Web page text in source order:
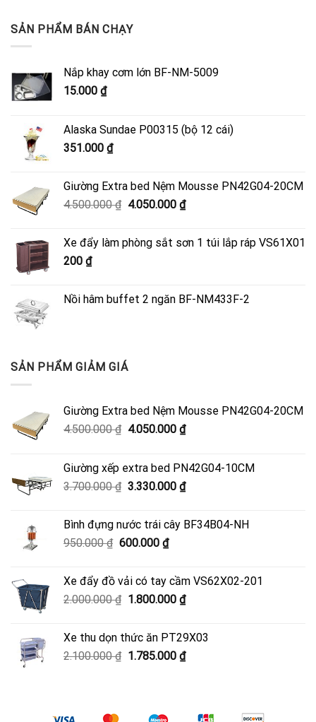
SẢN PHẨM BÁN CHẠY
Nắp khay cơm lớn BF-NM-5009
15.000 ₫
Alaska Sundae P00315 (bộ 12 cái)
351.000 ₫
Giường Extra bed Nệm Mousse PN42G04-20CM
4.500.000₫ Giá
4.500.000 ₫.
4.050.000 ₫Giá
là:
Xe đẩy làm phòng sắt sơn 1 túi lắp ráp VS61X01
200 ₫
Nồi hâm buffet 2 ngăn BF-NM433F-2
SẢN PHẨM GIẢM GIÁ
Giường Extra bed Nệm Mousse PN42G04-20CM
4.500.000₫ Giá
4.500.000 ₫.
4.050.000 ₫Giá
là:
4.050.000 ₫.
Giường xếp extra bed PN42G04-10CM
3.700.000₫ Giá
3.700.000 ₫.
3.330.000 ₫Giá
là:
Bình đựng nước trái cây BF34B04-NH
950.000₫ Giá
950.000 ₫.
600.000 ₫Giá
là:
600.000 ₫.
Xe đẩy đồ vải có tay cầm VS62X02-201
2.000.000₫ Giá
2.000.000 ₫.
1.800.000 ₫Giá
là:
1.800.000 ₫.
Xe thu dọn thức ăn PT29X03
2.100.000₫ Giá
1.785.000 ₫Giá
1.785.000 ₫.